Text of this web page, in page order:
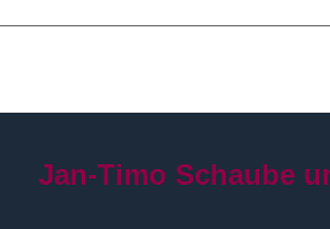
Jan-Timo Schaube